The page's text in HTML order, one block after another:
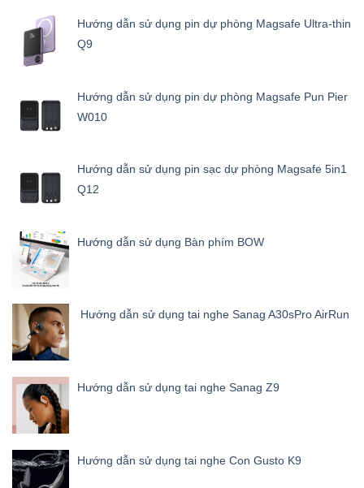
Hướng dẫn sử dụng pin dự phòng Magsafe Ultra-thin
Q9
Hướng dẫn sử dụng pin dự phòng Magsafe Pun Pier
W010
Hướng dẫn sử dụng pin sạc dự phòng Magsafe 5in1
Q12
Hướng dẫn sử dụng Bàn phím BOW
Hướng dẫn sử dụng tai nghe Sanag A30sPro AirRun
Hướng dẫn sử dụng tai nghe Sanag Z9
Hướng dẫn sử dụng tai nghe Con Gusto K9